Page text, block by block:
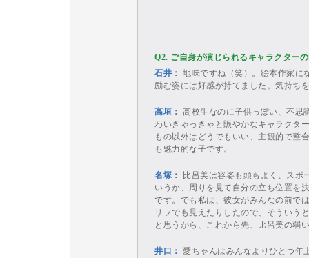
Q2. ご自身が演じられるキャラクター
石井： 地味ですね（笑）。絵本作家に
励む姿には好感が持てました。気持ち
高垣： 高校生なのに子供っぽい、不思
わいきゃっきゃと賑やかなキャラクタ
もの以外はどうでもいい、主観的で整
も魅力的な子です。
名塚：
比呂美は容姿も頭もよく、スポ
いうか、周りを見て自分の立ち位置を
です。でも私は、彼女がみんなの前で
リフでも見えたりしたので、そういう
と思うから、これから先、比呂美の弱
井口： 愛ちゃんはみんなよりひとつ年